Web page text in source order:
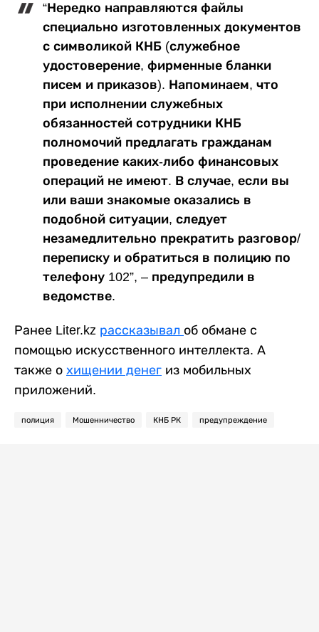
“Нередко направляются файлы
специально изготовленных документов
с символикой КНБ (служебное
удостоверение, фирменные бланки
писем и приказов). Напоминаем, что
при исполнении служебных
обязанностей сотрудники КНБ
полномочий предлагать гражданам
проведение каких-либо финансовых
операций не имеют. В случае, если вы
или ваши знакомые оказались в
подобной ситуации, следует
незамедлительно прекратить разговор/
переписку и обратиться в полицию по
телефону 102”, – предупредили в
ведомстве.
Ранее Liter.kz рассказывал об обмане с
помощью искусственного интеллекта. А
также о хищении денег из мобильных
приложений.
полиция Мошенничество КНБ РК предупреждение